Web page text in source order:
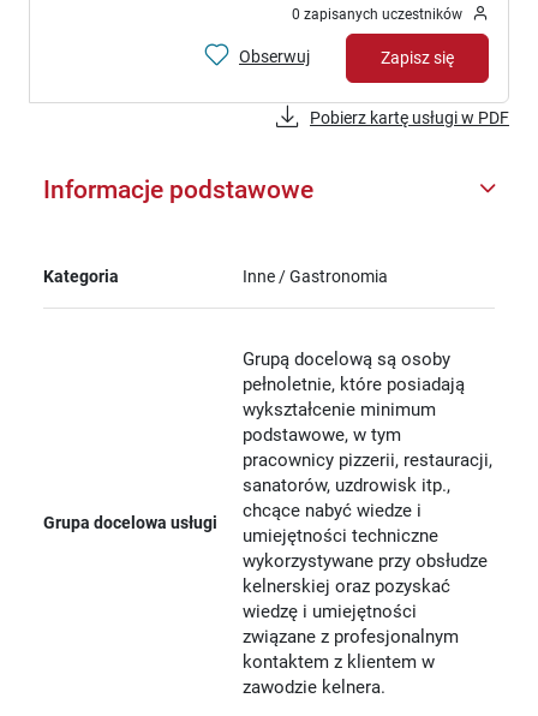
0 zapisanych uczestników
Obserwuj Zapisz się
Pobierz kartę usługi w PDF
Informacje podstawowe
Kategoria Inne / Gastronomia
Grupa docelowa usługi
Grupą docelową są osoby
pełnoletnie, które posiadają
wykształcenie minimum
podstawowe, w tym
pracownicy pizzerii, restauracji,
sanatorów, uzdrowisk itp.,
chcące nabyć wiedze i
umiejętności techniczne
wykorzystywane przy obsłudze
kelnerskiej oraz pozyskać
wiedzę i umiejętności
związane z profesjonalnym
kontaktem z klientem w
zawodzie kelnera.